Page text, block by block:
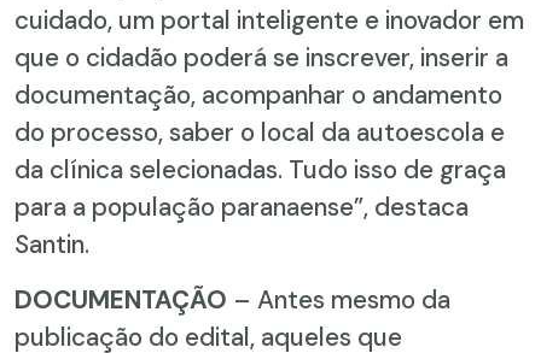
cuidado, um portal inteligente e inovador em
que o cidadão poderá se inscrever, inserir a
documentação, acompanhar o andamento
do processo, saber o local da autoescola e
da clínica selecionadas. Tudo isso de graça
para a população paranaense”, destaca
Santin.
DOCUMENTAÇÃO – Antes mesmo da
publicação do edital, aqueles que